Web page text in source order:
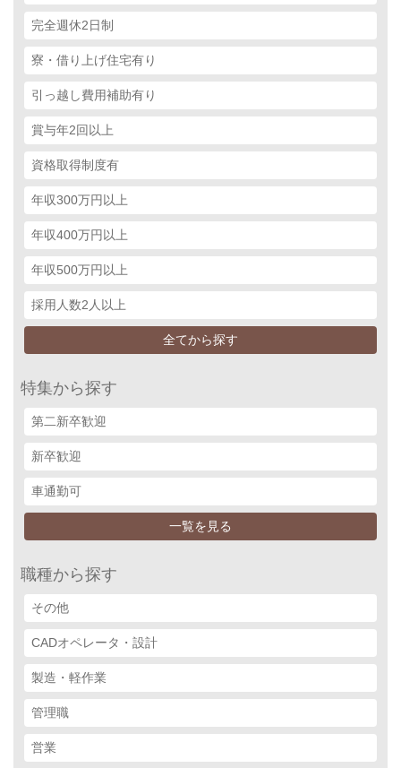
完全週休2日制
寮・借り上げ住宅有り
引っ越し費用補助有り
賞与年2回以上
資格取得制度有
年収300万円以上
年収400万円以上
年収500万円以上
採用人数2人以上
全てから探す
特集から探す
第二新卒歓迎
新卒歓迎
車通勤可
一覧を見る
職種から探す
その他
CADオペレータ・設計
製造・軽作業
管理職
営業